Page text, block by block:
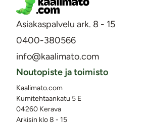
Asiakaspalvelu ark. 8 - 15
0400-380566
info@kaalimato.com
Noutopiste ja toimisto
Kaalimato.com
Kumitehtaankatu 5 E
04260 Kerava
Arkisin klo 8 - 15